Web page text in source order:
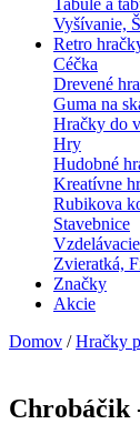
Tabule a
Vyšívanie,
Retro
Céčka
Drevené
Guma na
Hračky do
Hry
Hudobné
Kreatívne
Rubikova
Stavebnice
Vzdelávacie
Zvieratká,
Značky
Akcie
Domov /Hračky
Chrobáčik